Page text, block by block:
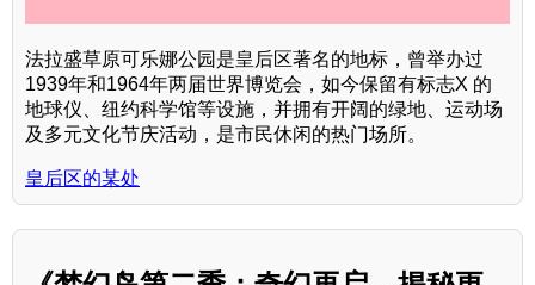
法拉盛草原可乐娜公园是皇后区著名的地标，曾举办过
1939年和1964年两届世界博览会，如今保留有标志X 的
地球仪、纽约科学馆等设施，并拥有开阔的绿地、运动场
及多元文化节庆活动，是市民休闲的热门场所。
皇后区的某处